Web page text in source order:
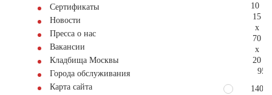
Сертификаты
Новости
Пресса о нас
Вакансии
Кладбища Москвы
Города обслуживания
Карта сайта
10
15
x
70
x
20
140